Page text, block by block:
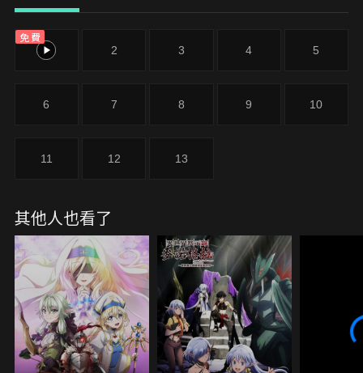
於表面舞台上了。「喝彩吧。為我這份至高之力喝
彩。」
免費
1 2 3 4 5
6 7 8 9 10
11 12 13
其他人也看了